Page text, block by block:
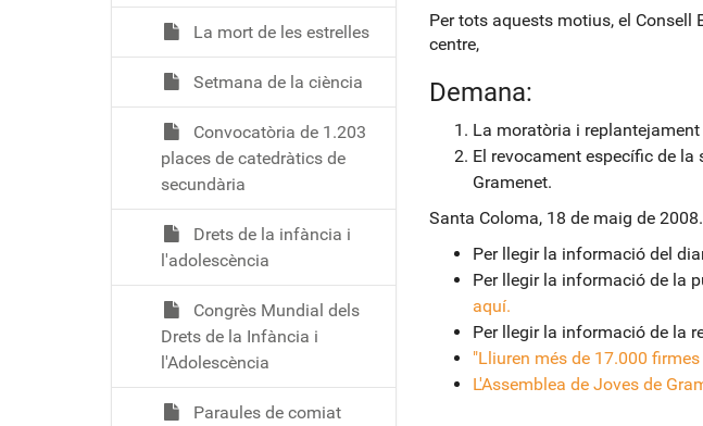
Per tots aquests motius, el Consell
centre,
Demana:
La moratòria i
El revocament específic de
Gramenet.
Santa Coloma, 18 de maig de 2008.
Per llegir la informació del
Per llegir la informació de la
aquí.
Per llegir la informació de la
"Lliuren més de 17.000
L'Assemblea de Joves de
La mort de les estrelles
Setmana de la ciència
Convocatòria de 1.203
places de catedràtics de
secundària
Drets de la infància i
l'adolescència
Congrès Mundial dels
Drets de la Infància i
l'Adolescència
Paraules de comiat